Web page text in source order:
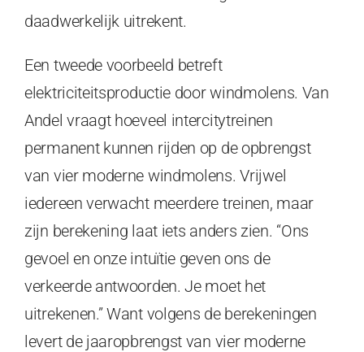
daadwerkelijk uitrekent.
Een tweede voorbeeld betreft
elektriciteitsproductie door windmolens. Van
Andel vraagt hoeveel intercitytreinen
permanent kunnen rijden op de opbrengst
van vier moderne windmolens. Vrijwel
iedereen verwacht meerdere treinen, maar
zijn berekening laat iets anders zien. “Ons
gevoel en onze intuïtie geven ons de
verkeerde antwoorden. Je moet het
uitrekenen.” Want volgens de berekeningen
levert de jaaropbrengst van vier moderne